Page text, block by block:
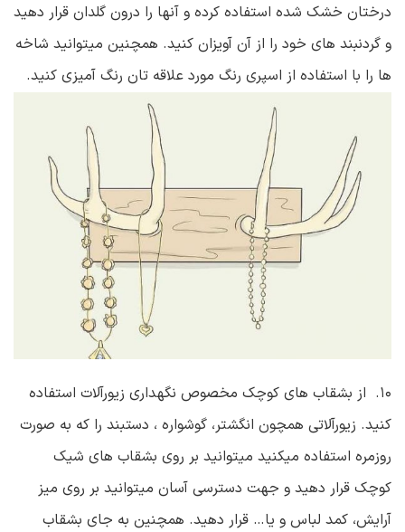
درختان خشک شده استفاده کرده و آنها را درون گلدان قرار دهید
و گردنبند های خود را از آن آویزان کنید. همچنین میتوانید شاخه
ها را با استفاده از اسپری رنگ مورد علاقه تان رنگ آمیزی کنید.
۱۰. از بشقاب های کوچک مخصوص نگهداری زیورآلات استفاده
کنید. زیورآلاتی همچون انگشتر، گوشواره ، دستبند را که به صورت
روزمره استفاده میکنید میتوانید بر روی بشقاب های شیک
کوچک قرار دهید و جهت دسترسی آسان میتوانید بر روی میز
آرایش، کمد لباس و یا… قرار دهید. همچنین به جای بشقاب